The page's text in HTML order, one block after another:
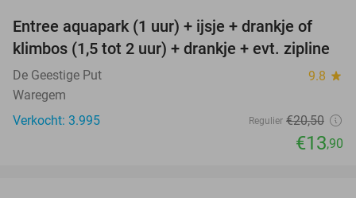
32%
Entree aquapark (1 uur) + ijsje + drankje of
klimbos (1,5 tot 2 uur) + drankje + evt. zipline
De Geestige Put 9.8 star
Waregem
Verkocht: 3.995
Regulier €20,50
€13,90